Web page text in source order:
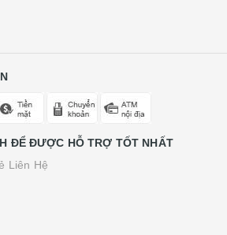
ĐỂ ĐƯỢC HỖ TRỢ TỐT NHẤT
Liên Hệ